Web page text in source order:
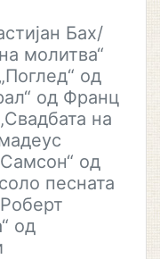
Бах/
молитва“
од
од Франц
на
од
песната
од